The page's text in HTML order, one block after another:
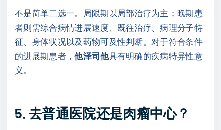
不是简单二选一。局限期以局部治疗为主；晚期患
者则需综合病情进展速度、既往治疗、病理分子特
征、身体状况以及药物可及性判断。对于符合条件
的进展期患者，他泽司他具有明确的疾病特异性意
义。
5. 去普通医院还是肉瘤中心？